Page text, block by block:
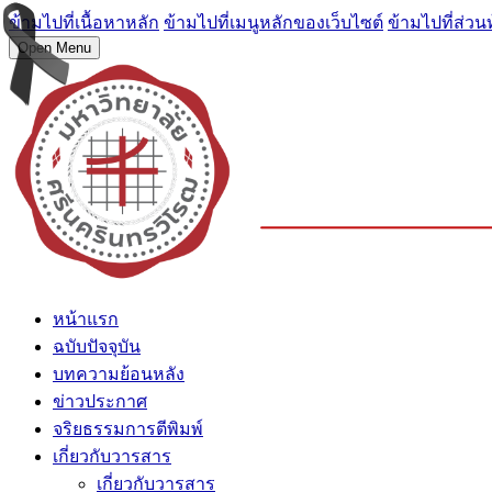
ข้ามไปที่เนื้อหาหลัก ข้ามไปที่เมนูหลักของเว็บไซต์ ข้ามไปที่ส่วน
Open Menu
หน้าแรก
ฉบับปัจจุบัน
บทความย้อนหลัง
ข่าวประกาศ
จริยธรรมการตีพิมพ์
เกี่ยวกับวารสาร
เกี่ยวกับวารสาร